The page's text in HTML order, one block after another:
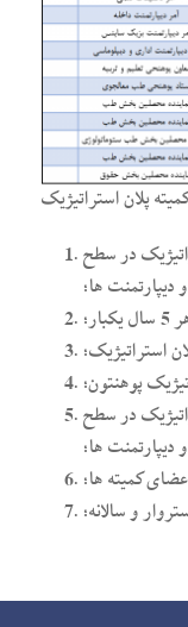
پلان استراتیژیک
در سطح
ها؛
استراتیژیک؛
پوهنتون؛
در سطح
ها؛
کمیته­ ها؛
و سالانه؛